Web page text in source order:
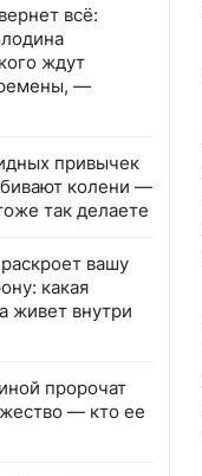
всё:
ждут
—
привычек
колени —
так делаете
вашу
какая
живет внутри
пророчат
— кто ее